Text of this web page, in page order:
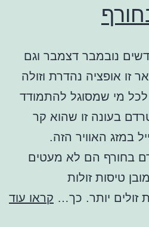
נובמבר דצמבר וגם
זו אופציה נהדרת וזולה
מי שמסוגל להתמודד
בעונה זו שהוא קר
במזג האוויר הזה.
בחורף הם לא מעטים
טיסות זולות
זולים יותר. כך… קראו עוד